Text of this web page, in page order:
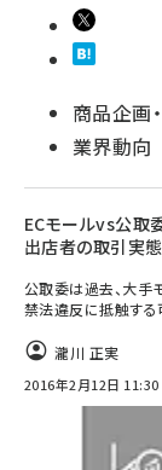
商品企画
業界動向
ECモールvs公取
出店者の取引実
公取委は過去、大手
禁法違反に抵触する
瀧川 正実
2016年2月12日 11:30